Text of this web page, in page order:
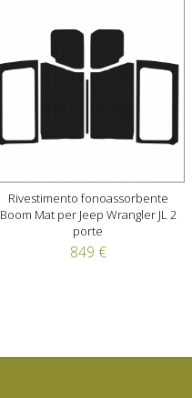
Rivestimento fonoassorbente
Boom Mat per Jeep Wrangler JL 2
porte
849 €